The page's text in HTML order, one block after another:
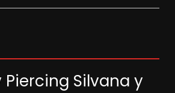
Piercing Silvana y